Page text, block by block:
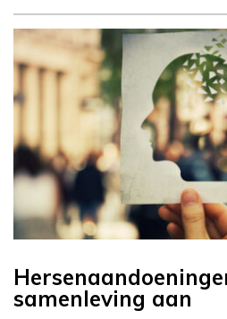
samenleving aan